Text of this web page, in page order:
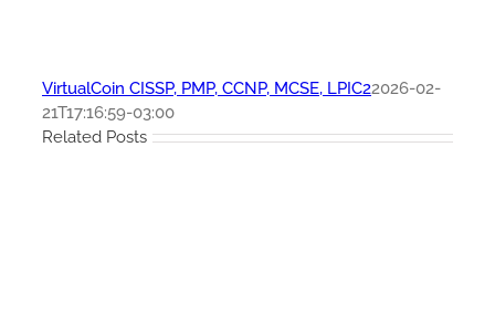
VirtualCoin CISSP, PMP, CCNP, MCSE, LPIC22026-02-
21T17:16:59-03:00
Related Posts